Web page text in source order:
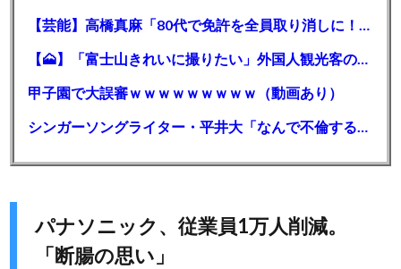
【芸能】高橋真麻「80代で免許を全員取り消しに！」 高齢ドライバーの事故問題で、高齢者の運転免許取り消し法を提案
【🗻】「富士山きれいに撮りたい」外国人観光客のレンタカー事故が急増…「ハンドルが逆で慣れず」、道の狭さも
甲子園で大誤審ｗｗｗｗｗｗｗｗｗ（動画あり）
シンガーソングライター・平井大「なんで不倫するか知ってる？妥協で結婚するからさ。」←浅すぎると大炎上
パナソニック、従業員1万人削減。
「断腸の思い」